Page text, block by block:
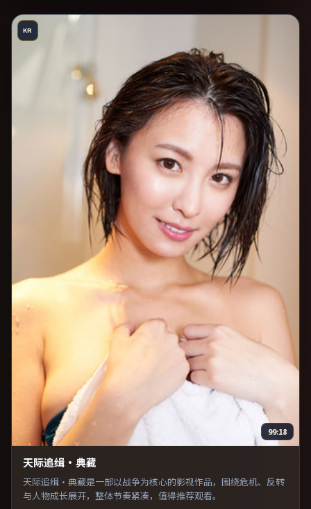
KR
99:18
天际追缉·典藏
天际追缉·典藏是一部以战争为核心的影视作品，围绕危机、反转
与人物成长展开，整体节奏紧凑，值得推荐观看。